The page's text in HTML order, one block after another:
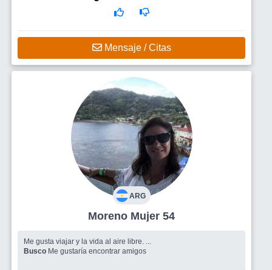
Mensaje / Citas
ARG
Moreno Mujer 54
Busco Me gustaría encontrar amigos